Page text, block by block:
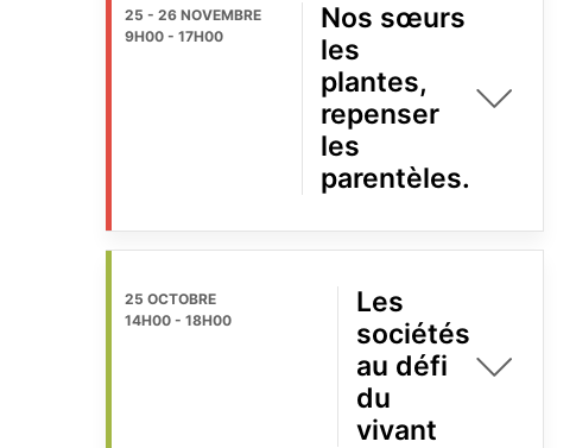
25 - 26 NOVEMBRE
9H00 - 17H00
Nos sœurs
les
plantes,
repenser
les
parentèles.
25 OCTOBRE
14H00 - 18H00
Les
sociétés
au défi
du
vivant